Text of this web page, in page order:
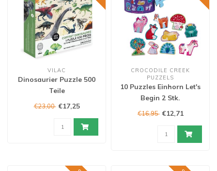
VILAC
Dinosaurier Puzzle 500
Teile
€23,00 €17,25
CROCODILE CREEK
PUZZELS
10 Puzzles Einhorn Let's
Begin 2 Stk.
€16,95 €12,71